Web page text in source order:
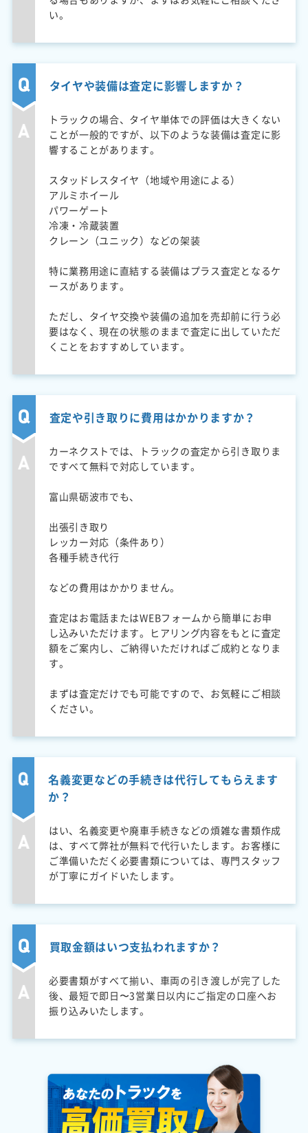
い。
タイヤや装備は査定に影響しますか？
トラックの場合、タイヤ単体での評価は大きくない
ことが一般的ですが、以下のような装備は査定に影
響することがあります。
スタッドレスタイヤ（地域や用途による）
アルミホイール
パワーゲート
冷凍・冷蔵装置
クレーン（ユニック）などの架装
特に業務用途に直結する装備はプラス査定となるケ
ースがあります。
ただし、タイヤ交換や装備の追加を売却前に行う必
要はなく、現在の状態のままで査定に出していただ
くことをおすすめしています。
査定や引き取りに費用はかかりますか？
カーネクストでは、トラックの査定から引き取りま
ですべて無料で対応しています。
富山県砺波市でも、
出張引き取り
レッカー対応（条件あり）
各種手続き代行
などの費用はかかりません。
査定はお電話またはWEBフォームから簡単にお申
し込みいただけます。ヒアリング内容をもとに査定
額をご案内し、ご納得いただければご成約となりま
す。
まずは査定だけでも可能ですので、お気軽にご相談
ください。
名義変更などの手続きは代行してもらえます
か？
はい、名義変更や廃車手続きなどの煩雑な書類作成
は、すべて弊社が無料で代行いたします。お客様に
ご準備いただく必要書類については、専門スタッフ
が丁寧にガイドいたします。
買取金額はいつ支払われますか？
必要書類がすべて揃い、車両の引き渡しが完了した
後、最短で即日〜3営業日以内にご指定の口座へお
振り込みいたします。